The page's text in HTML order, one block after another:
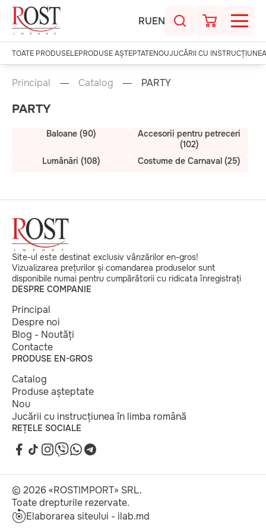
RUEN
TOATE PRODUSELEPRODUSE AȘTEPTATENOUJUCĂRII CU
Principal Catalog PARTY
PARTY
Baloane (90)
Accesorii pentru petreceri
(102)
Lumânări (108)
Costume de Carnaval (25)
Site-ul este destinat exclusiv vânzărilor en-gros!
Vizualizarea prețurilor și comandarea produselor sunt
disponibile numai pentru cumpărătorii cu ridicata înregistrați
DESPRE COMPANIE
Principal
Despre noi
Blog - Noutăți
Contacte
PRODUSE EN-GROS
Catalog
Produse așteptate
Nou
Jucării cu instrucțiunea în limba română
REȚELE SOCIALE
© 2026 «ROSTIMPORT» SRL.
Toate drepturile rezervate.
Elaborarea siteului - ilab.md